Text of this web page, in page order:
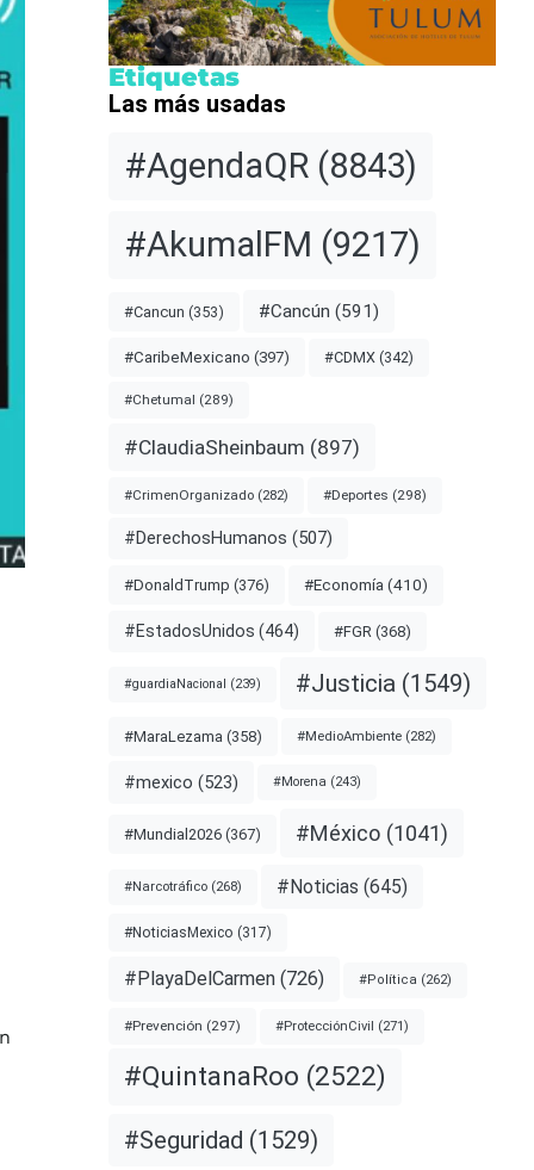
Etiquetas
Las más usadas
#AgendaQR(8843)
#AkumalFM (9217)
#Cancun (353) #Cancún (591)
#CaribeMexicano (397) #CDMX(342)
#Chetumal (289)
#ClaudiaSheinbaum (897)
#CrimenOrganizado(282) #Deportes (298)
#DerechosHumanos (507)
#DonaldTrump (376) #Economía (410)
#EstadosUnidos (464) #FGR (368)
#guardiaNacional (239) #Justicia (1549)
#MaraLezama (358) #MedioAmbiente(282)
#mexico (523) #Morena (243)
#Mundial2026(367) #México(1041)
#Narcotráfico(268) #Noticias (645)
#NoticiasMexico (317)
#PlayaDelCarmen(726) #Política (262)
#Prevención (297) #ProtecciónCivil (271)
#QuintanaRoo (2522)
#Seguridad (1529)